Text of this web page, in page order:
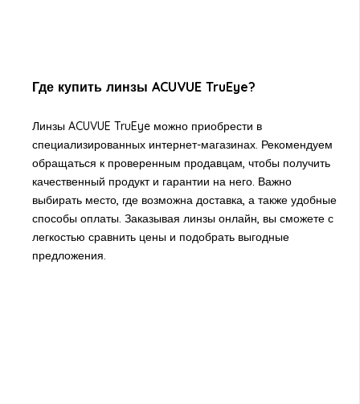
Где купить линзы ACUVUE TruEye?
Линзы ACUVUE TruEye можно приобрести в
специализированных интернет-магазинах. Рекомендуем
обращаться к проверенным продавцам, чтобы получить
качественный продукт и гарантии на него. Важно
выбирать место, где возможна доставка, а также удобные
способы оплаты. Заказывая линзы онлайн, вы сможете с
легкостью сравнить цены и подобрать выгодные
предложения.